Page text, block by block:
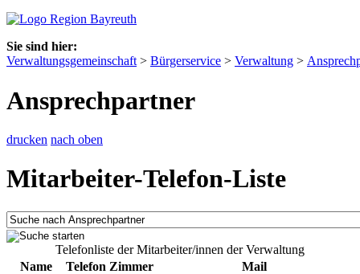
Sie sind hier:
Verwaltungsgemeinschaft > Bürgerservice > Verwaltung >
Ansprechpartner
drucken nach oben
Mitarbeiter-Telefon-Liste
Telefonliste der Mitarbeiter/innen der Verwaltung
Name
Telefon Zimmer Mail